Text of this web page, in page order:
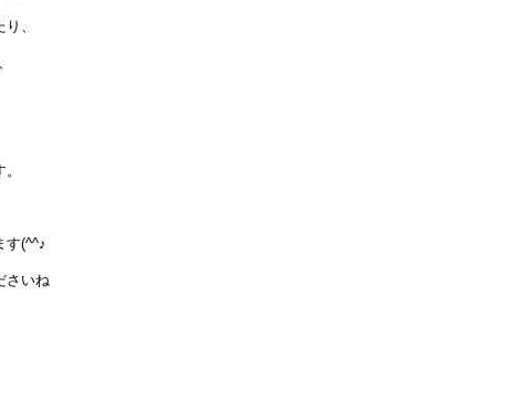
、
す(^^♪
さいね